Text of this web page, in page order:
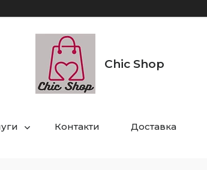
Chic Shop
Контакти Доставка